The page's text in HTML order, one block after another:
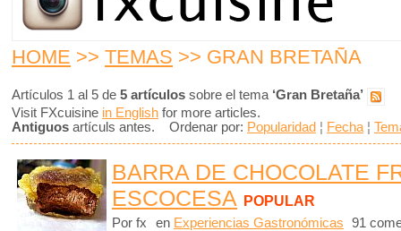
HOME >> TEMAS >> GRAN BRETAÑA
Artículos 1 al 5 de 5 artículos sobre el tema ‘Gran Bretaña’
Visit FXcuisine in English for more articles.
Antiguos artículs antes. Ordenar por: Popularidad ¦ Fecha ¦
BARRA DE CHOCOLATE
ESCOCESA POPULAR
Por fx en Experiencias Gastronómicas 91